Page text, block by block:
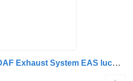
Воздушный фильтр DAF Exhaust System EAS luchtfilter 1675815 для грузовика